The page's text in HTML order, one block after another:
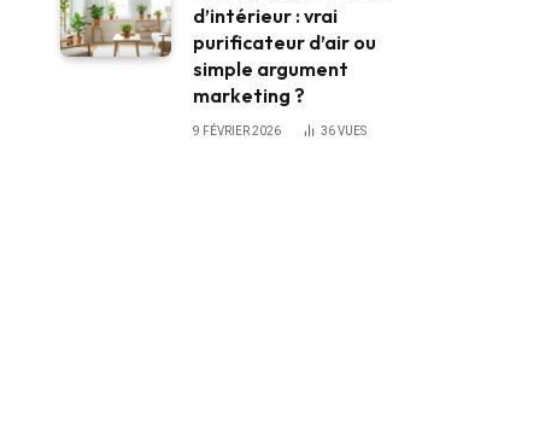
d’intérieur : vrai
purificateur d’air ou
simple argument
marketing ?
9 FÉVRIER 2026 36VUES